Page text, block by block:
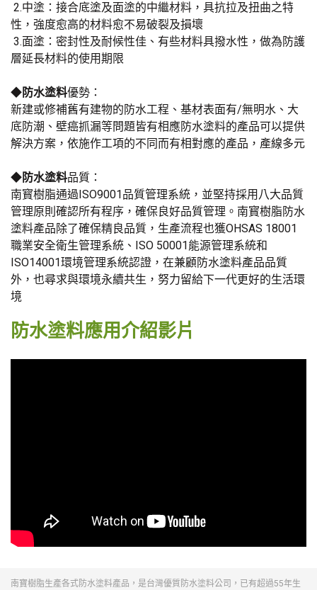
2.中塗：接合底塗及面塗的中繼材料，具抗拉及扭曲之特
性，強度愈高的材料愈不易破裂及損壞
3.面塗：密封性及耐候性佳、有些材料具撥水性，做為防護
層延長材料的使用期限
◆防水塗料優勢：
新建或修補舊有建物的防水工程、基材表面有/無明水、大
底防潮、壁癌抓漏等問題皆有相應防水塗料的產品可以提供
解決方案，依施作工項的不同而有相對應的產品，產線多元
◆防水塗料品質：
南寳樹脂通過ISO9001品質管理系統，並堅持採用八大品質
管理原則確認所有程序，確保良好品質管理。南寳樹脂防水
塗料產品除了確保精良品質，生產流程也獲OHSAS 18001
職業安全衛生管理系統、ISO 50001能源管理系統和
ISO14001環境管理系統認證，在兼顧防水塗料產品品質
外，也尋求與環境永續共生，努力留給下一代更好的生活環
境
防水塗料應用介紹影片
南寶樹脂生產各式防水塗料產品，是台灣優質防水塗料公司，已有超過55年生